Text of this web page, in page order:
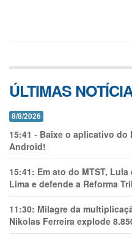
ÚLTIMAS
8/8/2026
15:41 - Baixe o aplicativo do
Android!
15:41: Em ato do MTST,
Lima e defende a Reforma
11:30: Milagre da
Nikolas Ferreira explode